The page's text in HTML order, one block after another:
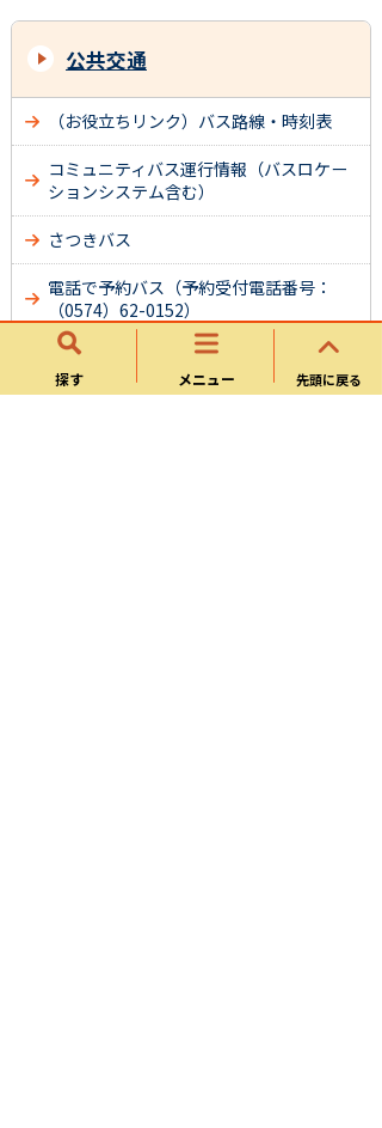
探す メニュー 先頭に戻る
公共交通
（お役立ちリンク）バス路線・時刻表
コミュニティバス運行情報（バスロケー
ションシステム含む）
さつきバス
電話で予約バス（予約受付電話番号：
（0574）62-0152）
YAOバス